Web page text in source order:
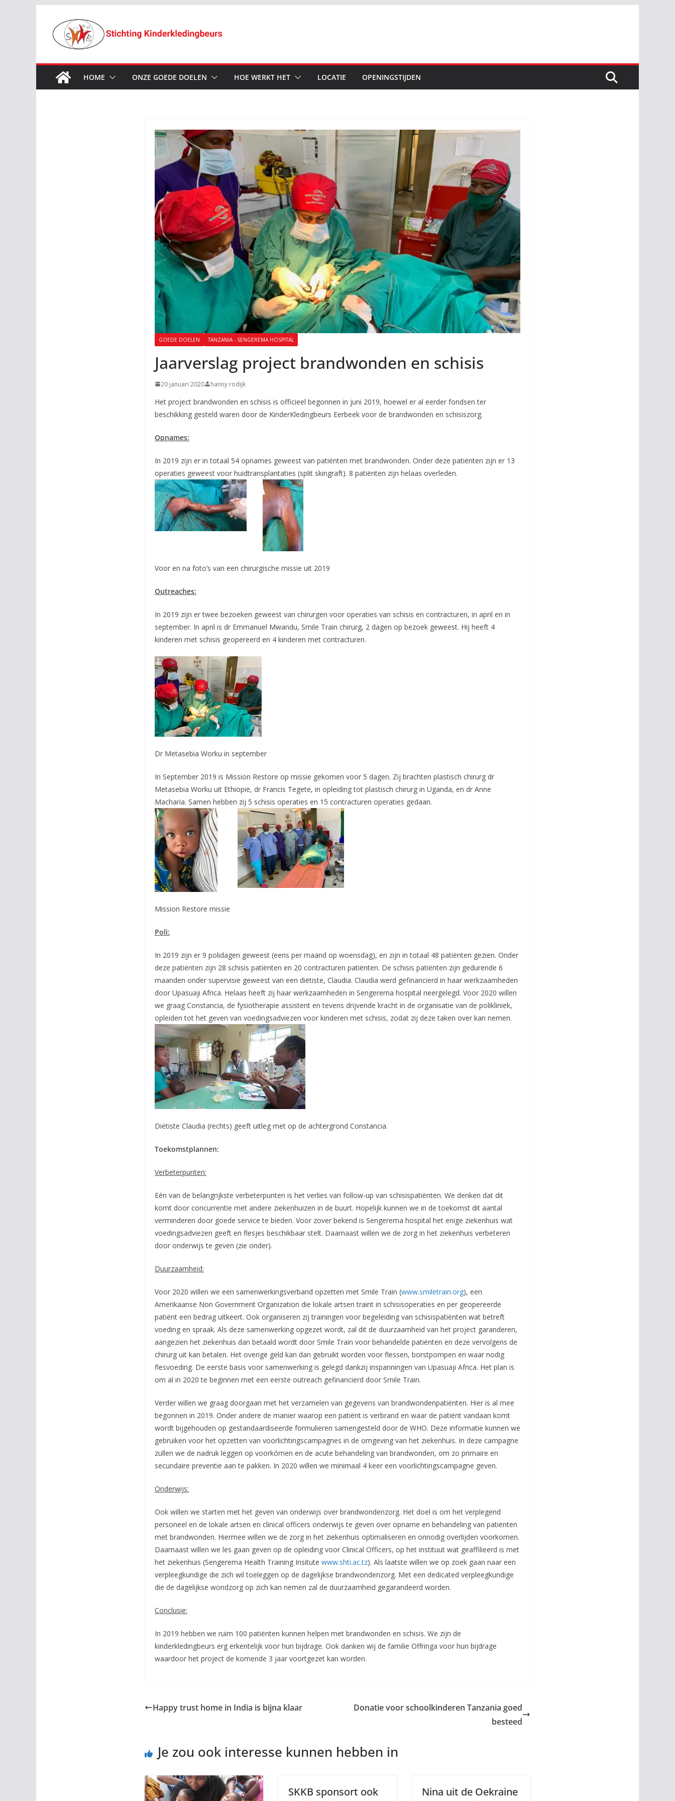
HOME ONZE GOEDE DOELEN HOE WERKT HET LOCATIE OPENINGSTIJDEN
GOEDE DOELEN TANZANIA - SENGEREMA HOSPITAL
Jaarverslag project brandwonden en schisis
20 januari 2020 hanny rodijk
Het project brandwonden en schisis is officieel begonnen in juni 2019, hoewel er al eerder fondsen ter
beschikking gesteld waren door de KinderKledingbeurs Eerbeek voor de brandwonden en schisiszorg.
Opnames:
In 2019 zijn er in totaal 54 opnames geweest van patiënten met brandwonden. Onder deze patiënten zijn er 13
operaties geweest voor huidtransplantaties (split skingraft). 8 patiënten zijn helaas overleden.
Voor en na foto’s van een chirurgische missie uit 2019
Outreaches:
In 2019 zijn er twee bezoeken geweest van chirurgen voor operaties van schisis en contracturen, in april en in
september. In april is dr Emmanuel Mwandu, Smile Train chirurg, 2 dagen op bezoek geweest. Hij heeft 4
kinderen met schisis geopereerd en 4 kinderen met contracturen.
Dr Metasebia Worku in september
In September 2019 is Mission Restore op missie gekomen voor 5 dagen. Zij brachten plastisch chirurg dr
Metasebia Worku uit Ethiopië, dr Francis Tegete, in opleiding tot plastisch chirurg in Uganda, en dr Anne
Macharia. Samen hebben zij 5 schisis operaties en 15 contracturen operaties gedaan.
Mission Restore missie
Poli:
In 2019 zijn er 9 polidagen geweest (eens per maand op woensdag), en zijn in totaal 48 patiënten gezien. Onder
deze patiënten zijn 28 schisis patiënten en 20 contracturen patiënten. De schisis patiënten zijn gedurende 6
maanden onder supervisie geweest van een diëtiste, Claudia. Claudia werd gefinancierd in haar werkzaamheden
door Upasuaji Africa. Helaas heeft zij haar werkzaamheden in Sengerema hospital neergelegd. Voor 2020 willen
we graag Constancia, de fysiotherapie assistent en tevens drijvende kracht in de organisatie van de polikliniek,
opleiden tot het geven van voedingsadviezen voor kinderen met schisis, zodat zij deze taken over kan nemen.
Diëtiste Claudia (rechts) geeft uitleg met op de achtergrond Constancia.
Toekomstplannen:
Verbeterpunten:
Eén van de belangrijkste verbeterpunten is het verlies van follow-up van schisispatiënten. We denken dat dit
komt door concurrentie met andere ziekenhuizen in de buurt. Hopelijk kunnen we in de toekomst dit aantal
verminderen door goede service te bieden. Voor zover bekend is Sengerema hospital het enige ziekenhuis wat
voedingsadviezen geeft en flesjes beschikbaar stelt. Daarnaast willen we de zorg in het ziekenhuis verbeteren
door onderwijs te geven (zie onder).
Duurzaamheid:
Voor 2020 willen we een samenwerkingsverband opzetten met Smile Train (www.smiletrain.org), een
Amerikaanse Non Government Organization die lokale artsen traint in schisisoperaties en per geopereerde
patiënt een bedrag uitkeert. Ook organiseren zij trainingen voor begeleiding van schisispatiënten wat betreft
voeding en spraak. Als deze samenwerking opgezet wordt, zal dit de duurzaamheid van het project garanderen,
aangezien het ziekenhuis dan betaald wordt door Smile Train voor behandelde patiënten en deze vervolgens de
chirurg uit kan betalen. Het overige geld kan dan gebruikt worden voor flessen, borstpompen en waar nodig
flesvoeding. De eerste basis voor samenwerking is gelegd dankzij inspanningen van Upasuaji Africa. Het plan is
om al in 2020 te beginnen met een eerste outreach gefinancierd door Smile Train.
Verder willen we graag doorgaan met het verzamelen van gegevens van brandwondenpatiënten. Hier is al mee
begonnen in 2019. Onder andere de manier waarop een patiënt is verbrand en waar de patiënt vandaan komt
wordt bijgehouden op gestandaardiseerde formulieren samengesteld door de WHO. Deze informatie kunnen we
gebruiken voor het opzetten van voorlichtingscampagnes in de omgeving van het ziekenhuis. In deze campagne
zullen we de nadruk leggen op voorkómen en de acute behandeling van brandwonden, om zo primaire en
secundaire preventie aan te pakken. In 2020 willen we minimaal 4 keer een voorlichtingscampagne geven.
Onderwijs:
Ook willen we starten met het geven van onderwijs over brandwondenzorg. Het doel is om het verplegend
personeel en de lokale artsen en clinical officers onderwijs te geven over opname en behandeling van patiënten
met brandwonden. Hiermee willen we de zorg in het ziekenhuis optimaliseren en onnodig overlijden voorkomen.
Daarnaast willen we les gaan geven op de opleiding voor Clinical Officers, op het instituut wat geaffilieerd is met
het ziekenhuis (Sengerema Health Training Insitute www.shti.ac.tz). Als laatste willen we op zoek gaan naar een
verpleegkundige die zich wil toeleggen op de dagelijkse brandwondenzorg. Met een dedicated verpleegkundige
die de dagelijkse wondzorg op zich kan nemen zal de duurzaamheid gegarandeerd worden.
Conclusie:
In 2019 hebben we ruim 100 patiënten kunnen helpen met brandwonden en schisis. We zijn de
kinderkledingbeurs erg erkentelijk voor hun bijdrage. Ook danken wij de familie Offringa voor hun bijdrage
waardoor het project de komende 3 jaar voortgezet kan worden.
Happy trust home in India is bijna klaar
Donatie voor schoolkinderen Tanzania goed
besteed
Je zou ook interesse kunnen hebben in
SKKB sponsort ook
Nina uit de Oekraine